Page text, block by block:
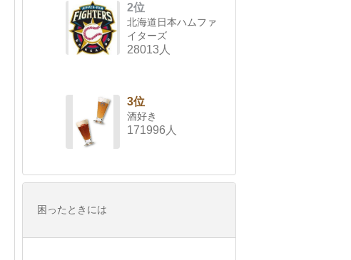
2位
北海道日本ハムファ
イターズ
28013人
3位
酒好き
171996人
困ったときには